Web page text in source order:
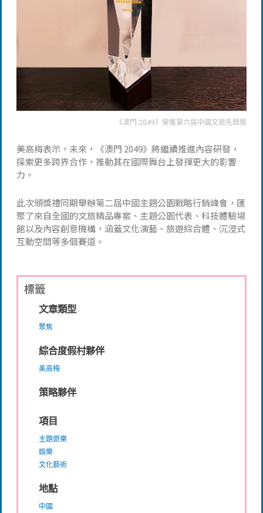
《澳門 2049》榮獲第六屆中國文旅先鋒奬
美高梅表示，未來，《澳門 2049》將繼續推進內容研發，
探索更多跨界合作，推動其在國際舞台上發揮更大的影響
力。
此次頒獎禮同期舉辦第二屆中國主題公園戰略行銷峰會，匯
聚了來自全國的文旅精品專案、主題公園代表、科技體驗場
館以及內容創意機構，涵蓋文化演藝、旅遊綜合體、沉浸式
互動空間等多個賽道。
標籤
文章類型
聚焦
綜合度假村夥伴
美高梅
策略夥伴
項目
主題遊樂
娛樂
文化藝術
地點
中國